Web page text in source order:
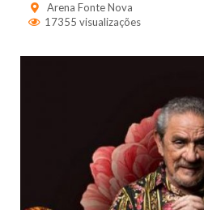
Arena Fonte Nova
17355 visualizações